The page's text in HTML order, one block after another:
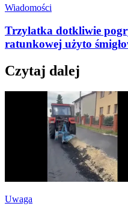
Wiadomości
Trzylatka dotkliwie
ratunkowej użyto
Czytaj dalej
Uwaga